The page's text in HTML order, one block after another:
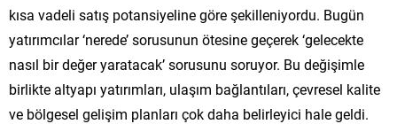
kısa vadeli satış potansiyeline göre şekilleniyordu. Bugün
yatırımcılar ‘nerede’ sorusunun ötesine geçerek ‘gelecekte
nasıl bir değer yaratacak’ sorusunu soruyor. Bu değişimle
birlikte altyapı yatırımları, ulaşım bağlantıları, çevresel kalite
ve bölgesel gelişim planları çok daha belirleyici hale geldi.